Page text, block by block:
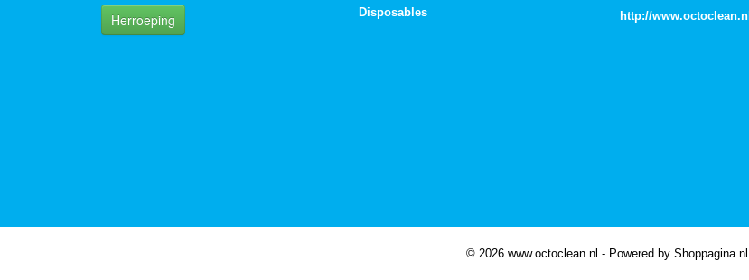
Herroeping
Disposables
http://www.octoclean.nl
© 2026 www.octoclean.nl - Powered by Shoppagina.nl